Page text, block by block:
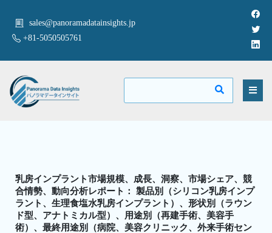
sales@panoramadatainsights.jp
+81-5050505761
乳房インプラント市場規模、成長、洞察、市場シェア、競
合情勢、動向分析レポート： 製品別（シリコン乳房インプ
ラント、生理食塩水乳房インプラント）、形状別（ラウン
ド型、アナトミカル型）、用途別（再建手術、美容手
術）、最終用途別（病院、美容クリニック、外来手術セン